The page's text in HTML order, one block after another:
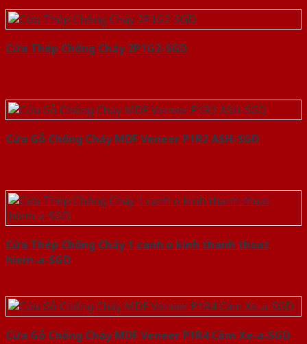
Cửa Thép Chống Cháy 2P1G2-SGD
Cửa Gỗ Chống Cháy MDF Veneer P1R2 ASH-SGD
Cửa Thép Chống Cháy 1 canh o kinh thanh thoat
hiem-a-SGD
Cửa Gỗ Chống Cháy MDF Veneer P1R4 Căm Xe-a-SGD